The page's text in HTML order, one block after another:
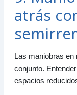
atrás
Las maniobras en
conjunto.
espacios